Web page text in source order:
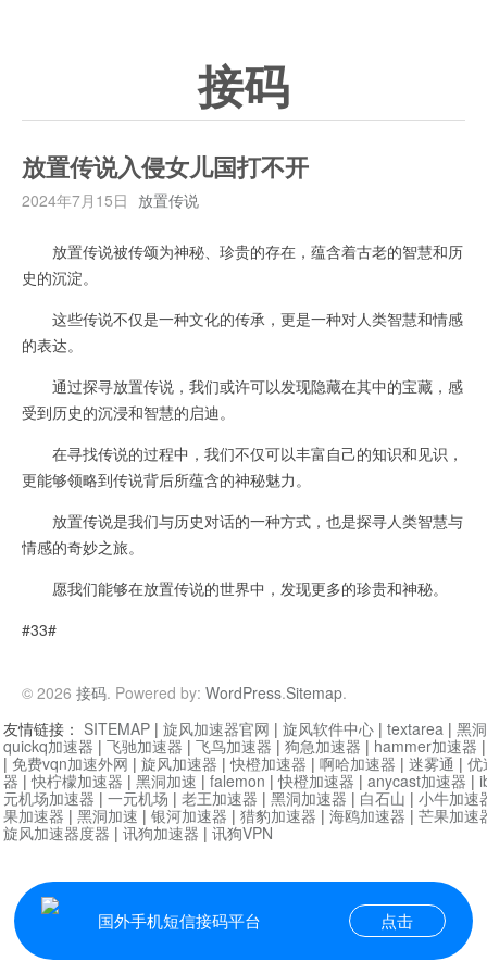
接码
放置传说入侵女儿国打不开
2024年7月15日 放置传说
放置传说被传颂为神秘、珍贵的存在，蕴含着古老的智慧和历
史的沉淀。
这些传说不仅是一种文化的传承，更是一种对人类智慧和情感
的表达。
通过探寻放置传说，我们或许可以发现隐藏在其中的宝藏，感
受到历史的沉浸和智慧的启迪。
在寻找传说的过程中，我们不仅可以丰富自己的知识和见识，
更能够领略到传说背后所蕴含的神秘魅力。
放置传说是我们与历史对话的一种方式，也是探寻人类智慧与
情感的奇妙之旅。
愿我们能够在放置传说的世界中，发现更多的珍贵和神秘。
#33#
© 2026 接码. Powered by: WordPress.Sitemap.
国外手机短信接码平台 点击
友情链接： SITEMAP | 旋风加速器官网 | 旋风软件中心 | textarea | 黑
quickq加速器 | 飞驰加速器 | 飞鸟加速器 | 狗急加速器 | hammer加速器
| 免费vqn加速外网 | 旋风加速器 |快橙加速器 | 啊哈加速器 | 迷雾通 | 优
器 |快柠檬加速器 | 黑洞加速 | falemon |快橙加速器 | anycast加速器 |
元机场加速器 | 一元机场 | 老王加速器 | 黑洞加速器 | 白石山 | 小牛加速
果加速器 | 黑洞加速 | 银河加速器 | 猎豹加速器 | 海鸥加速器 | 芒果加速
旋风加速器度器 | 讯狗加速器 | 讯狗VPN